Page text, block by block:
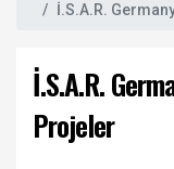
İ.S.A.R.
İ.S.A.R.
Projeler